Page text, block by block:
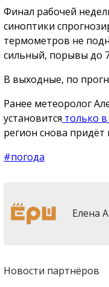
Финал рабочей
синоптики
термометров не
сильный, порывы до
В выходные, по
Ранее метеоролог
установится только
регион снова придёт
#погода
Елена
Новости партнёров